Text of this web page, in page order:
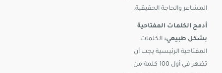
المشاعر والحاجة الحقيقية.
أدمج الكلمات المفتاحية
بشكل طبيعي: الكلمات
المفتاحية الرئيسية يجب أن
تظهر في أول 100 كلمة من